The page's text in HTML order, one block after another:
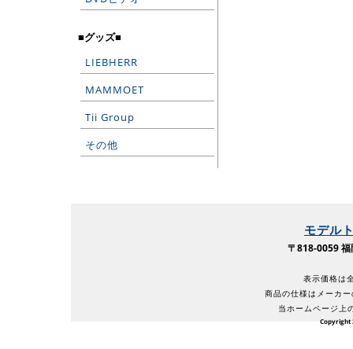
■グッズ■
LIEBHERR
MAMMOET
Tii Group
その他
モデル
〒818-0059
表示価格は
商品の仕様はメーカ
当ホームページ上
Copyright